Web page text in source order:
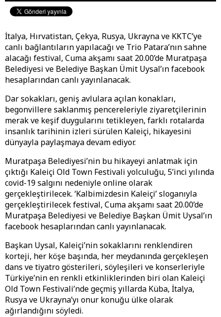
İtalya, Hırvatistan, Çekya, Rusya, Ukrayna ve KKTC’ye
canlı bağlantıların yapılacağı ve Trio Patara’nın sahne
alacağı festival, Cuma akşamı saat 20.00’de Muratpaşa
Belediyesi ve Belediye Başkan Ümit Uysal’ın facebook
hesaplarından canlı yayınlanacak.
Dar sokakları, geniş avlulara açılan konakları,
begonvillere saklanmış pencereleriyle ziyaretçilerinin
merak ve keşif duygularını tetikleyen, farklı rotalarda
insanlık tarihinin izleri sürülen Kaleiçi, hikayesini
dünyayla paylaşmaya devam ediyor.
Muratpaşa Belediyesi’nin bu hikayeyi anlatmak için
çıktığı Kaleiçi Old Town Festivali yolculuğu, 5’inci yılında
covid-19 salgını nedeniyle online olarak
gerçekleştirilecek. ‘Kalbimizdesin Kaleiçi’ sloganıyla
gerçekleştirilecek festival, Cuma akşamı saat 20.00’de
Muratpaşa Belediyesi ve Belediye Başkan Ümit Uysal’ın
facebook hesaplarından canlı yayınlanacak.
Başkan Uysal, Kaleiçi’nin sokaklarını renklendiren
korteji, her köşe başında, her meydanında gerçekleşen
dans ve tiyatro gösterileri, söyleşileri ve konserleriyle
Türkiye’nin en renkli etkinliklerinden biri olan Kaleiçi
Old Town Festivali’nde geçmiş yıllarda Küba, İtalya,
Rusya ve Ukrayna’yı onur konuğu ülke olarak
ağırlandığını söyledi.